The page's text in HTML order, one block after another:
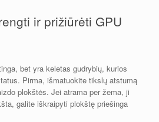
ir prižiūrėti GPU
bet yra keletas gudrybių, kurios
Pirma, išmatuokite tikslų atstumą
plokštės. Jei atrama per žema, ji
galite iškraipyti plokštę priešinga